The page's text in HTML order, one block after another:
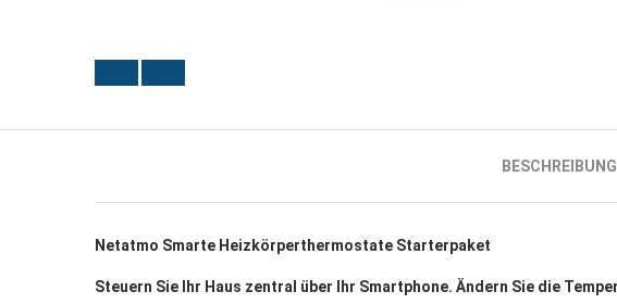
BESCHREIBUNG
Netatmo Smarte Heizkörperthermostate Starterpaket
Steuern Sie Ihr Haus zentral über Ihr Smartphone. Ändern Sie die